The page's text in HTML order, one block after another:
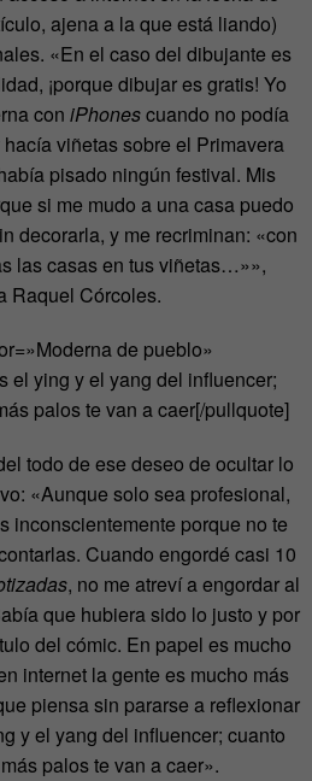
ajena a la que está liando)
«En el caso del dibujante es
¡porque dibujar es gratis! Yo
con iPhonescuando no podía
viñetas sobre el Primavera
pisado ningún festival. Mis
si me mudo a una casa puedo
decorarla, y me recriminan: «con
las casas en tus viñetas…»»,
Raquel Córcoles.
de pueblo»
el ying y el yang del influencer;
palos te van a caer[/pullquote]
todo de ese deseo de ocultar lo
«Aunque solo sea profesional,
inconscientemente porque no te
Cuando engordé casi 10
, no me atreví a engordar al
que hubiera sido lo justo y por
del cómic. En papel es mucho
internet la gente es mucho más
piensa sin pararse a reflexionar
y el yang del influencer; cuanto
palos te van a caer».